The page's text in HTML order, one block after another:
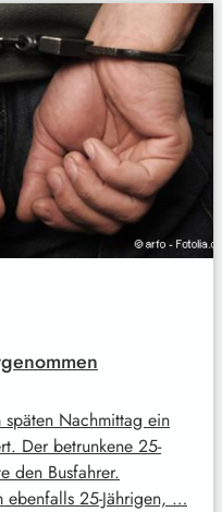
späten Nachmittag ein
Der betrunkene 25-
den Busfahrer.
ebenfalls 25-Jährigen, …